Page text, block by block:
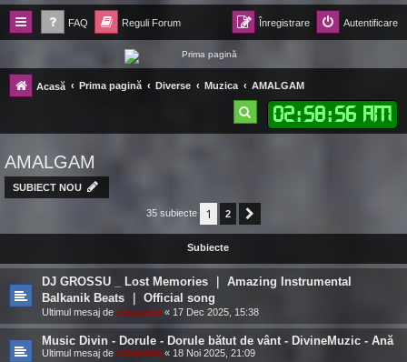
FAQ Reguli Forum Autentificare
Înregistrare
Forum Ecolomania™®
-= Idei pentru viitor =-
Acasă Prima pagină Diverse Muzica AMALGAM
02:58:57 AM
ă
r
AMALGAM
SUBIECT NOU
35 subiecte 1 2
Subiecte
DJ GROSSU _ Lost Memories ｜ Amazing Instrumental
Balkanik Beats ｜ Official song
Ultimul mesaj de cimaxcim « 17 Dec 2025, 15:38
Music Divin - Dorule - Dorule bătut de vânt - DivineMuzic - Ană
Ultimul mesaj de cimaxcim « 18 Noi 2025, 21:09